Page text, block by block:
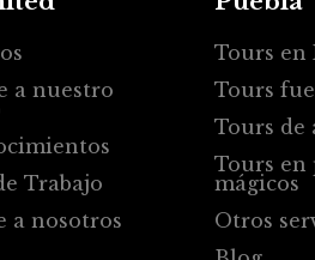
a nuestro
Trabajo
a nosotros
Tours en
Tours
Tours de
Tours en
mágicos
Otros